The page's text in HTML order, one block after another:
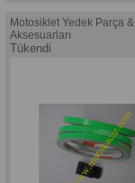
Motosiklet Yedek Parça &
Aksesuarları
Tükendi